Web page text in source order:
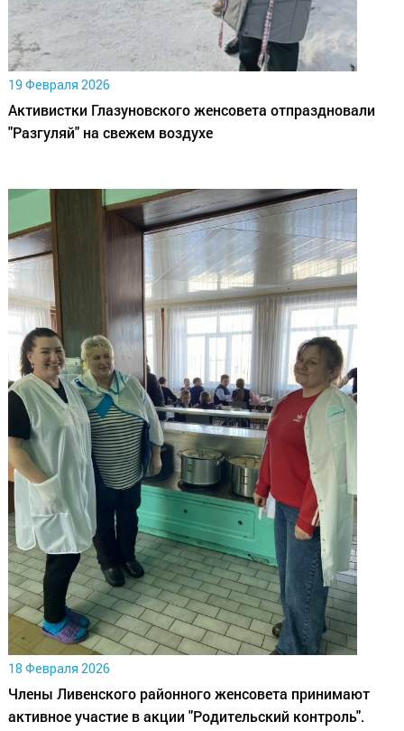
19 Февраля 2026
Активистки Глазуновского женсовета отпраздновали
"Разгуляй" на свежем воздухе
18 Февраля 2026
Члены Ливенского районного женсовета принимают
активное участие в акции "Родительский контроль".